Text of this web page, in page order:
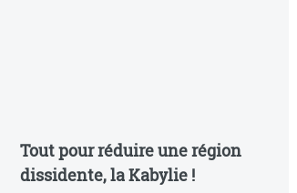
Tout pour réduire une région
dissidente, la Kabylie !